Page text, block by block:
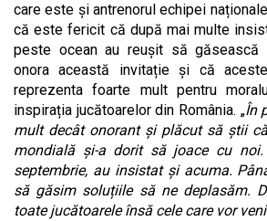
care este și antrenorul echipei
că este fericit că după mai multe
peste ocean au reușit să
onora această invitație și că
reprezenta foarte mult pentru
inspirația jucătoarelor din România. „În
mult decât onorant și plăcut să știi
mondială și-a dorit să joace cu
septembrie, au insistat și acuma.
să găsim soluțiile să ne deplasăm.
toate jucătoarele însă cele care vor